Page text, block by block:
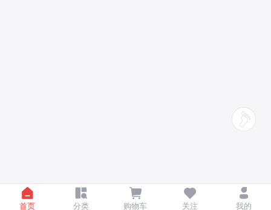
首页 分类 购物车 关注 我的